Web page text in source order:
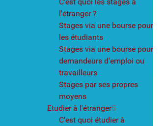
l'étranger ?
Stages via une bourse pour
les étudiants
Stages via une bourse pour
demandeurs d'emploi ou
travailleurs
Stages par ses propres
moyens
Etudier à l'étranger5
C'est quoi étudier à